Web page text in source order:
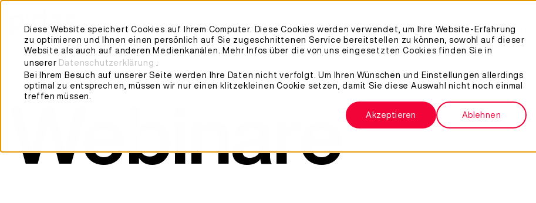
Diese Website speichert Cookies auf Ihrem Computer. Diese Cookies werden verwendet, um Ihre Website-Erfahrung
zu optimieren und Ihnen einen persönlich auf Sie zugeschnittenen Service bereitstellen zu können, sowohl auf dieser
Website als auch auf anderen Medienkanälen. Mehr Infos über die von uns eingesetzten Cookies finden Sie in
unserer
Datenschutzerklärung .
Bei Ihrem Besuch auf unserer Seite werden Ihre Daten nicht verfolgt. Um Ihren Wünschen und Einstellungen allerdings
optimal zu entsprechen, müssen wir nur einen klitzekleinen Cookie setzen, damit Sie diese Auswahl nicht noch einmal
treffen müssen.
Akzeptieren Ablehnen
Angebot Customer Stories Expertise Karriere
Webinare